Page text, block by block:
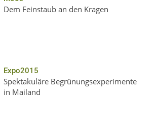
Dem Feinstaub an den Kragen
Expo2015
Spektakuläre Begrünungsexperimente
in Mailand